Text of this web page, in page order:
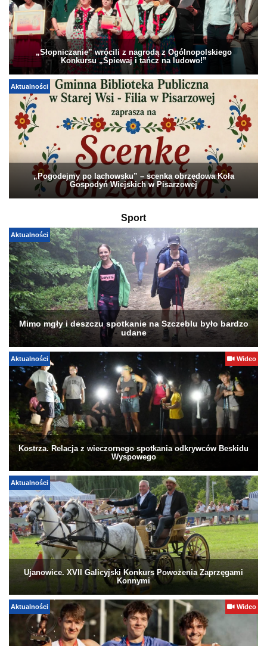
„Słopniczanie” wrócili z nagrodą z Ogólnopolskiego
Konkursu „Śpiewaj i tańcz na ludowo!”
Aktualności
„Pogodejmy po lachowsku” – scenka obrzędowa Koła
Gospodyń Wiejskich w Pisarzowej
Sport
Aktualności
Mimo mgły i deszczu spotkanie na Szczeblu było bardzo
udane
Aktualności Wideo
Kostrza. Relacja z wieczornego spotkania odkrywców Beskidu
Wyspowego
Aktualności
Ujanowice. XVII Galicyjski Konkurs Powożenia Zaprzęgami
Konnymi
Aktualności Wideo